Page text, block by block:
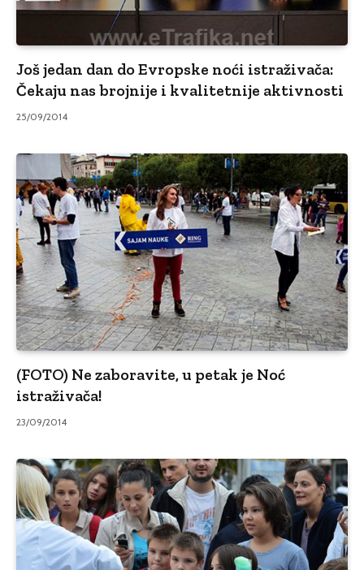
Još jedan dan do Evropske noći istraživača:
Čekaju nas brojnije i kvalitetnije aktivnosti
25/09/2014
(FOTO) Ne zaboravite, u petak je Noć
istraživača!
23/09/2014